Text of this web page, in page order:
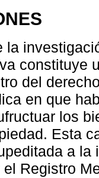
la
constituye
del
en que
los
Esta
a
Registro